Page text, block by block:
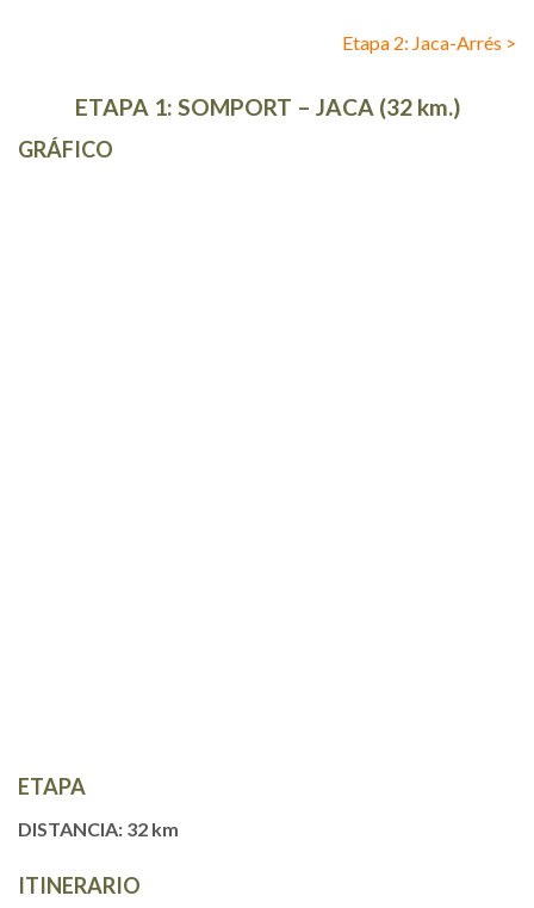
Etapa 2: Jaca-Arrés >
ETAPA 1: SOMPORT – JACA (32 km.)
GRÁFICO
ETAPA
DISTANCIA: 32 km
ITINERARIO